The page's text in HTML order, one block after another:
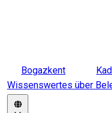
Bogazkent
Wissenswertes über